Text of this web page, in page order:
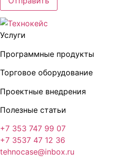
Услуги
Программные продукты
Торговое оборудование
Проектные внедрения
Полезные статьи
+7 353 747 99 07
+7 3537 47 12 36
tehnocase@inbox.ru